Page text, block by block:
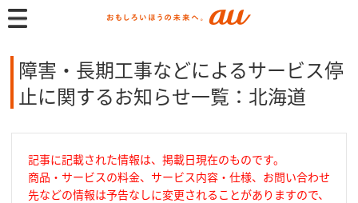
障害・長期工事などによるサービス停
止に関するお知らせ一覧：北海道
記事に記載された情報は、掲載日現在のものです。
商品・サービスの料金、サービス内容・仕様、お問い合わせ
先などの情報は予告なしに変更されることがありますので、